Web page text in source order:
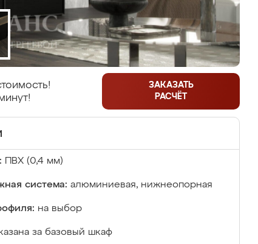
ЗАКАЗАТЬ
РАСЧЁТ
ПВХ (0,4 мм)
система: алюминиевая, нижнеопорная
на выбор
за базовый шкаф